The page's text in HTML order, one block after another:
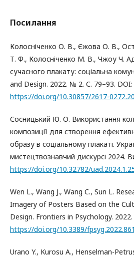
Посилання
Колосніченко О. В., Єжова О. В.,
Т. Ф., Колосніченко М. В., Чжоу Ч.
сучасного плакату: соціальна
and Design. 2022. № 2. С. 79–93. DOI:
https://doi.org/10.30857/2617-
Сосницький Ю. О. Використання
композиції для створення
образу в соціальному плакаті.
мистецтвознавчий дискурсi 2024.
https://doi.org/10.32782/
Wen L., Wang J., Wang C., Sun L.
Imagery of Posters Based on the
Design. Frontiers in Psychology. 2022.
https://doi.org/10.3389/
Urano Y., Kurosu A., Henselman-